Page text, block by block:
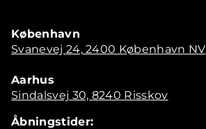
København
Svanevej 24, 2400 København NV
Aarhus
Sindalsvej 30, 8240 Risskov
Åbningstider: